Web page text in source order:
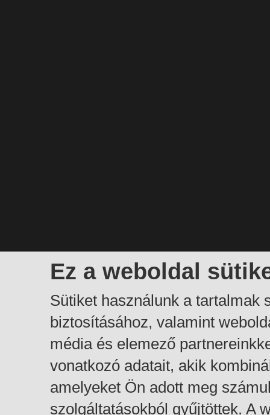
Ez a weboldal
Sütiket használunk a tartalmak
biztosításához, valamint
média és elemező
vonatkozó adatait, akik
amelyeket Ön adott meg
szolgáltatásokból gyűjtöttek. A